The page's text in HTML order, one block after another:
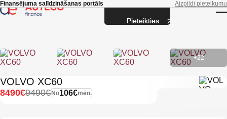
Skip to main content
Finansējuma salīdzināšanas portāls Aizpildi pieteikumu
+22
VOLVO XC60
No106€mēn.
9490€
8490€